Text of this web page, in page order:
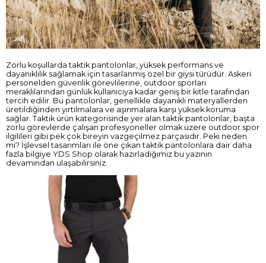
Zorlu koşullarda taktik pantolonlar, yüksek performans ve
dayanıklılık sağlamak için tasarlanmış özel bir giysi türüdür. Askeri
personelden güvenlik görevlilerine, outdoor sporları
meraklılarından günlük kullanıcıya kadar geniş bir kitle tarafından
tercih edilir. Bu pantolonlar, genellikle dayanıklı materyallerden
üretildiğinden yırtılmalara ve aşınmalara karşı yüksek koruma
sağlar. Taktik ürün kategorisinde yer alan taktik pantolonlar, başta
zorlu görevlerde çalışan profesyoneller olmak üzere outdoor spor
ilgilileri gibi pek çok bireyin vazgeçilmez parçasıdır. Peki neden
mi? İşlevsel tasarımları ile öne çıkan taktik pantolonlara dair daha
fazla bilgiye YDS Shop olarak hazırladığımız bu yazının
devamından ulaşabilirsiniz.